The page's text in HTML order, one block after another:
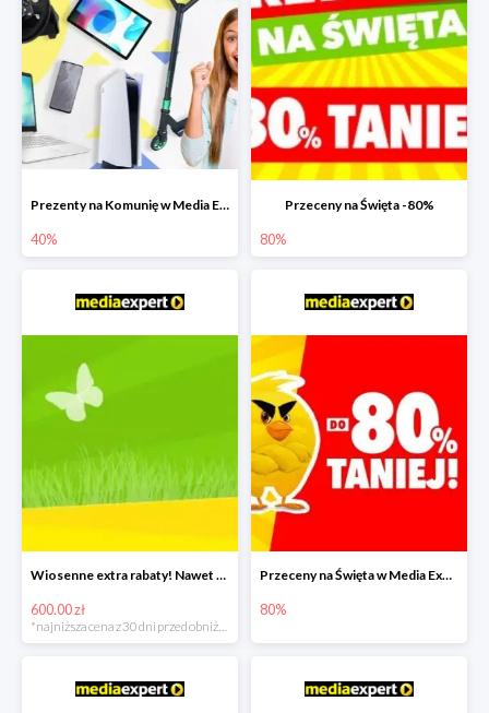
Prezenty na Komunię w Media Expert do -40%
40%
Przeceny na Święta -80%
80%
Wiosenne extra rabaty! Nawet 600zł taniej!
600.00 zł
Przeceny na Święta w Media Expert do -80%
80%